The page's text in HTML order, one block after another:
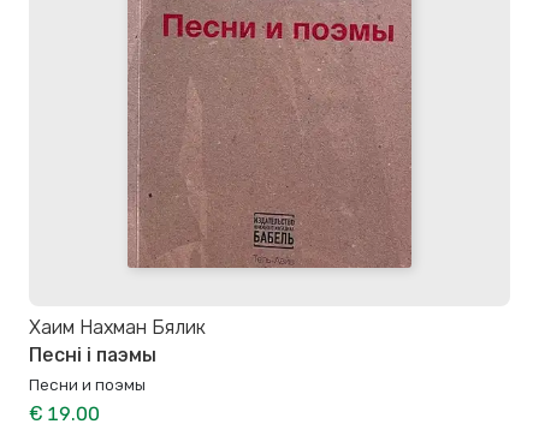
Хаим Наxман Бялик
Песні і паэмы
Песни и поэмы
€ 19.00